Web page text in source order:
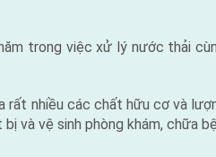
trong việc xử lý nước thải
nhiều các chất hữu cơ và
và vệ sinh phòng khám, chữa